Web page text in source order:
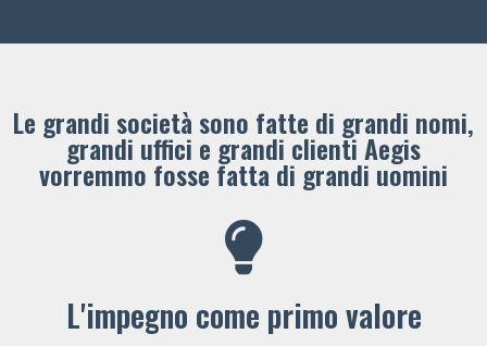
Le grandi società sono fatte di grandi nomi,
grandi uffici e grandi clienti ​Aegis
vorremmo fosse fatta di grandi uomini
L'impegno come primo valore